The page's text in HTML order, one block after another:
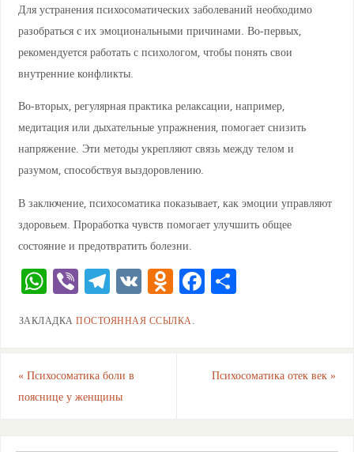
Для устранения психосоматических заболеваний необходимо
разобраться с их эмоциональными причинами. Во-первых,
рекомендуется работать с психологом, чтобы понять свои
внутренние конфликты.
Во-вторых, регулярная практика релаксации, например,
медитация или дыхательные упражнения, помогает снизить
напряжение. Эти методы укрепляют связь между телом и
разумом, способствуя выздоровлению.
В заключение, психосоматика показывает, как эмоции управляют
здоровьем. Проработка чувств помогает улучшить общее
состояние и предотвратить болезни.
W
h
at
A
p
Vi
b
er
T
el
e
a
m
V
K
O
d
n
F
a
b
О
ть
ЗАКЛАДКАПОСТОЯННАЯ ССЫЛКА.
«Психосоматика боли в
пояснице у женщины
Психосоматика отек век»